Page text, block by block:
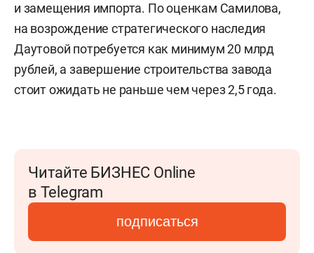
и замещения импорта. По оценкам Самилова,
на возрождение стратегического наследия
Даутовой потребуется как минимум 20 млрд
рублей, а завершение строительства завода
стоит ожидать не раньше чем через 2,5 года.
Читайте БИЗНЕС Online
в Telegram
подписаться